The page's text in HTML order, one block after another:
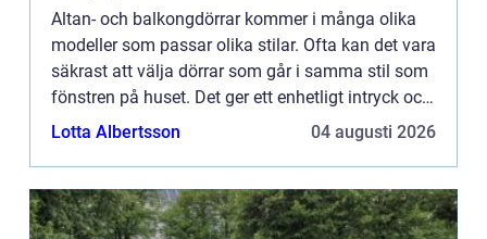
Altan- och balkongdörrar kommer i många olika
modeller som passar olika stilar. Ofta kan det vara
säkrast att välja dörrar som går i samma stil som
fönstren på huset. Det ger ett enhetligt intryck och
får fasaden att se mer harmonisk ut. Visst går
Lotta Albertsson 04 augusti 2026